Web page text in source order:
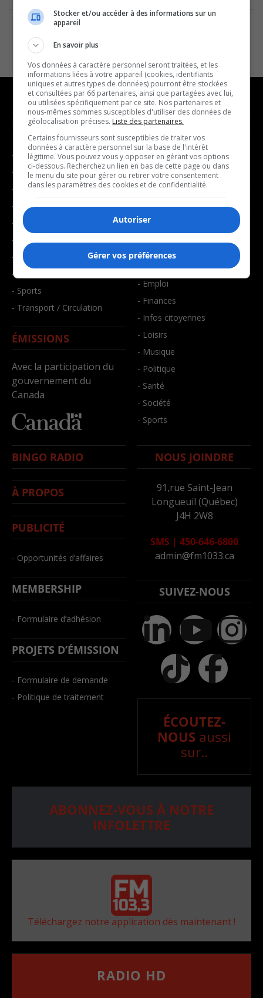
NOUVELLES
- Affaires municipales
- Communauté / Social
- Culture
- Économie
- Éducation
- Environnement
- Faits divers
- Santé et bien-être
- Sports
- Transport / Circulation
ÉMISSIONS
Avec la participation du
gouvernement du
Canada
MUSIQUE
- Décompte franco
- Joué récemment
BALADOS
- Affaires
- Art de vivre
- Bien-être
- Emploi
- Finances
- Infos citoyennes
- Loisirs
- Musique
- Politique
- Santé
- Société
- Sports
BINGO RADIO
À PROPOS
PUBLICITÉ
- Opportunités d’affaires
MEMBERSHIP
- Formulaire d’adhésion
PROJETS D’ÉMISSION
- Formulaire de demande
- Politique de traitement
NOUS JOINDRE
91,rue Saint-Jean
Longueuil (Québec)
J4H 2W8
SMS | 450-646-6800
admin@fm1033.ca
SUIVEZ-NOUS
ÉCOUTEZ-
NOUS aussi
sur..
ABONNEZ-VOUS À NOTRE
INFOLETTRE
Téléchargez notre application dès maintenant !
RADIO HD
Stocker et/ou accéder à des informations sur un
appareil
En savoir plus
Vos données à caractère personnel seront traitées, et les
informations liées à votre appareil (cookies, identifiants
uniques et autres types de données) pourront être stockées
et consultées par 66 partenaires, ainsi que partagées avec lui,
ou utilisées spécifiquement par ce site. Nos partenaires et
nous-mêmes sommes susceptibles d'utiliser des données de
géolocalisation précises. Liste des partenaires.
Certains fournisseurs sont susceptibles de traiter vos
données à caractère personnel sur la base de l'intérêt
légitime. Vous pouvez vous y opposer en gérant vos options
ci-dessous. Recherchez un lien en bas de cette page ou dans
le menu du site pour gérer ou retirer votre consentement
dans les paramètres des cookies et de confidentialité.
Autoriser
Gérer vos préférences